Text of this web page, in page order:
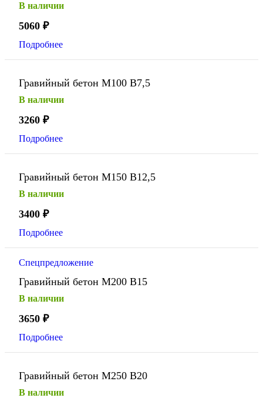
В наличии
5060 ₽
Подробнее
Гравийный бетон М100 В7,5
В наличии
3260 ₽
Подробнее
Гравийный бетон М150 В12,5
В наличии
3400 ₽
Подробнее
Спецпредложение
Гравийный бетон М200 В15
В наличии
3650 ₽
Подробнее
Гравийный бетон М250 В20
В наличии